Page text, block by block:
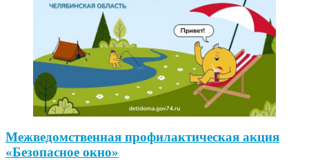
Межведомственная профилактическая акция
«Безопасное окно»